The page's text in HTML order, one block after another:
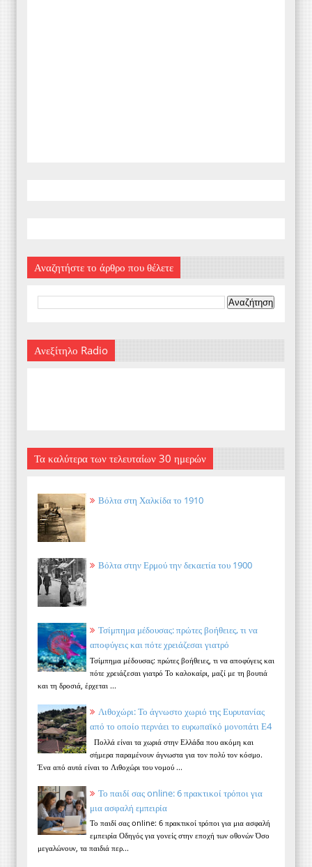
Αναζητήστε το άρθρο που θέλετε
Ανεξίτηλο Radio
Τα καλύτερα των τελευταίων 30 ημερών
Βόλτα στη Χαλκίδα το 1910
Βόλτα στην Ερμού την δεκαετία του 1900
Τσίμπημα μέδουσας: πρώτες βοήθειες, τι να
αποφύγεις και πότε χρειάζεσαι γιατρό
Τσίμπημα μέδουσας: πρώτες βοήθειες, τι να αποφύγεις και
πότε χρειάζεσαι γιατρό Το καλοκαίρι, μαζί με τη βουτιά
και τη δροσιά, έρχεται ...
Λιθοχώρι: Το άγνωστο χωριό της Ευρυτανίας
από το οποίο περνάει το ευρωπαϊκό μονοπάτι Ε4
Πολλά είναι τα χωριά στην Ελλάδα που ακόμη και
σήμερα παραμένουν άγνωστα για τον πολύ τον κόσμο.
Ένα από αυτά είναι το Λιθοχώρι του νομού ...
Το παιδί σας online: 6 πρακτικοί τρόποι για
μια ασφαλή εμπειρία
Το παιδί σας online: 6 πρακτικοί τρόποι για μια ασφαλή
εμπειρία Οδηγός για γονείς στην εποχή των οθονών Όσο
μεγαλώνουν, τα παιδιά περ...